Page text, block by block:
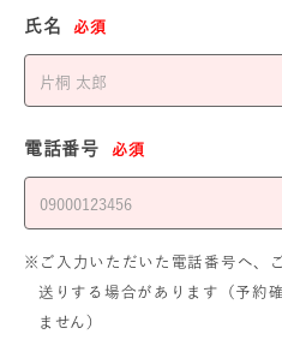
氏名 必須
電話番号 必須
※ご入力いただいた電話番号へ、
送りする場合があります（予約
ません）